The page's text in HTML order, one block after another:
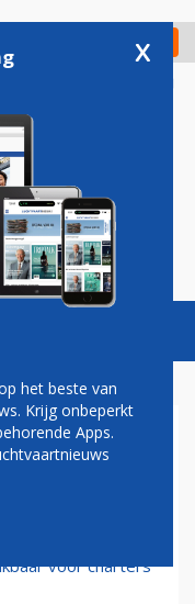
Check in
Vacatures
328JET
voor charters
x
het beste van
Krijg onbeperkt
Apps.